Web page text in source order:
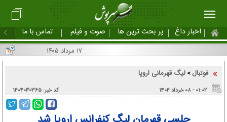
اخبار داغ پر بحث ترین ها صوت و فیلم تماس با ما
۱۷ مرداد ۱۴۰۵
فوتبال > لیگ قهرمانی اروپا
۰۱:۰۲ - ۰۸ خرداد ۱۴۰۴ کد خبر: ۱۴۰۴۰۳۰۳۶۵